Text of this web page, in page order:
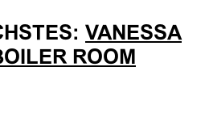
VANESSA
ROOM